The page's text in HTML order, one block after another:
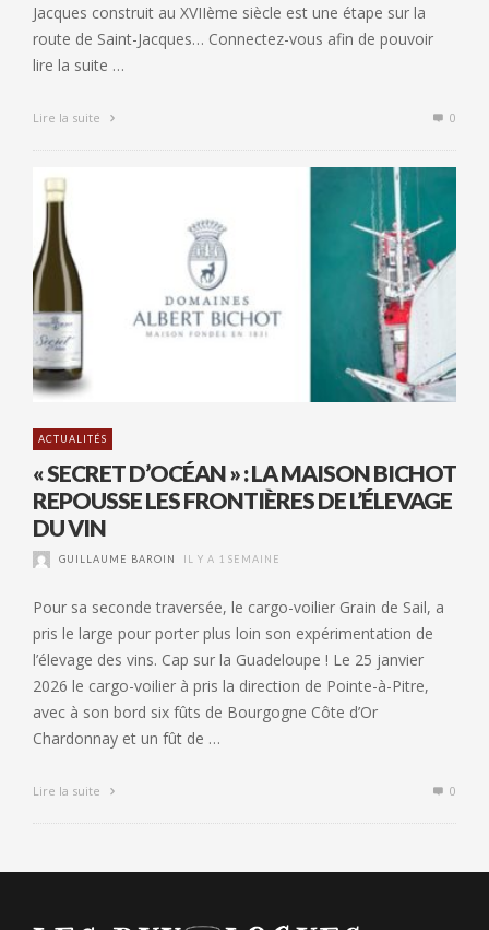
Jacques construit au XVIIème siècle est une étape sur la
route de Saint-Jacques… Connectez-vous afin de pouvoir
lire la suite …
Lire la suite 0
ACTUALITÉS
« SECRET D’OCÉAN » : LA MAISON BICHOT
REPOUSSE LES FRONTIÈRES DE L’ÉLEVAGE
DU VIN
GUILLAUME BAROIN IL Y A 1 SEMAINE
Pour sa seconde traversée, le cargo-voilier Grain de Sail, a
pris le large pour porter plus loin son expérimentation de
l’élevage des vins. Cap sur la Guadeloupe ! Le 25 janvier
2026 le cargo-voilier à pris la direction de Pointe-à-Pitre,
avec à son bord six fûts de Bourgogne Côte d’Or
Chardonnay et un fût de …
Lire la suite 0